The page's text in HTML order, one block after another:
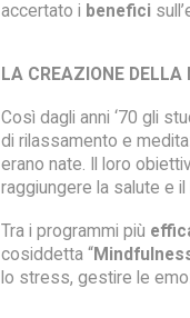
accertato i benefici
LA CREAZIONE DELLA
Così dagli anni ‘70 gli
di rilassamento e
erano nate. Il loro
raggiungere la salute e
Tra i programmi più
cosiddetta “
lo stress, gestire le